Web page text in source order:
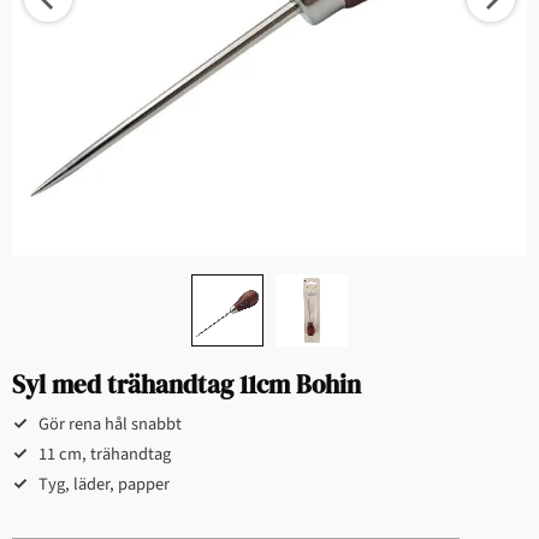
Syl med trähandtag 11cm Bohin
Gör rena hål snabbt
11 cm, trähandtag
Tyg, läder, papper